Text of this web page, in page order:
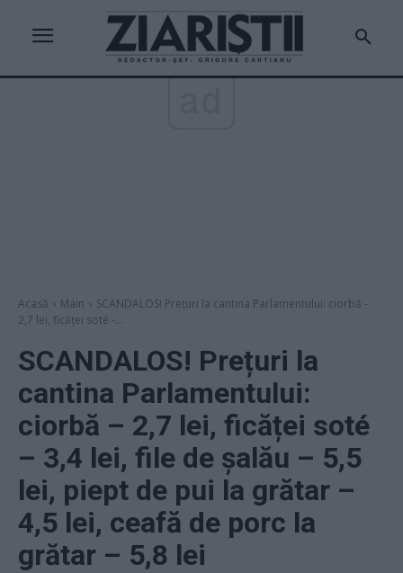
Acasă Main
SCANDALOS! Prețuri la cantina Parlamentului: ciorbă -
2,7 lei, ficăței soté -...
SCANDALOS! Prețuri la
cantina Parlamentului:
ciorbă – 2,7 lei, ficăței soté
– 3,4 lei, file de șalău – 5,5
lei, piept de pui la grătar –
4,5 lei, ceafă de porc la
grătar – 5,8 lei